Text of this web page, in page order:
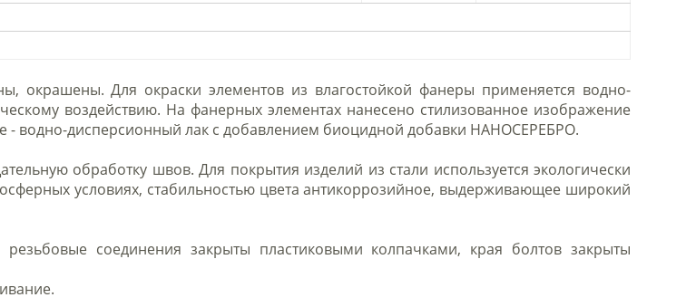
окрашены. Для окраски элементов из влагостойкой фанеры применяется водно-
воздействию. На фанерных элементах нанесено стилизованное изображение
- водно-дисперсионный лак с добавлением биоцидной добавки НАНОСЕРЕБРО.
обработку швов. Для покрытия изделий из стали используется экологически
условиях, стабильностью цвета антикоррозийное, выдерживающее широкий
соединения закрыты пластиковыми колпачками, края болтов закрыты